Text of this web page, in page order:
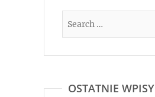
OSTATNIE WPISY